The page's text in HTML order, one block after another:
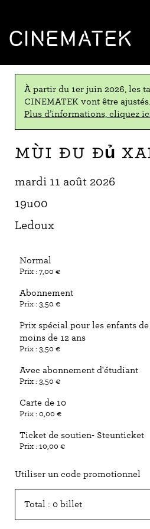
CINEMATEK
À partir du 1er juin 2026, les
CINEMATEK vont être ajustés.
Plus d’informations, cliquez
Mùi đu đủ
mardi 11 août 2026
19u00
Ledoux
Normal
Prix : 7,00 €
Abonnement
Prix : 3,50 €
Prix spécial pour les enfants de
moins de 12 ans
Prix : 3,50 €
Avec abonnement d'étudiant
Prix : 3,50 €
Carte de 10
Prix : 0,00 €
Ticket de soutien- Steunticket
Prix : 10,00 €
Utiliser un code promotionnel
Total : 0 billet